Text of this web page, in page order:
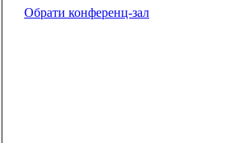
Обрати конференц-зал